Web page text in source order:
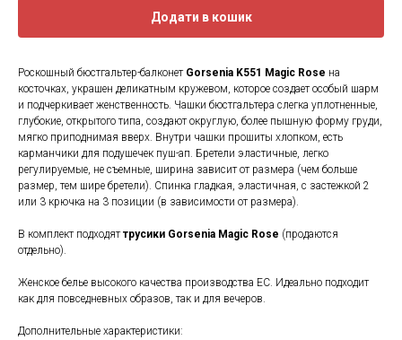
Додати в кошик
Роскошный бюстгальтер-балконет Gorsenia K551 Magic Rose на
косточках, украшен деликатным кружевом, которое создает особый шарм
и подчеркивает женственность. Чашки бюстгальтера слегка уплотненные,
глубокие, открытого типа, создают округлую, более пышную форму груди,
мягко приподнимая вверх. Внутри чашки прошиты хлопком, есть
карманчики для подушечек пуш-ап. Бретели эластичные, легко
регулируемые, не съемные, ширина зависит от размера (чем больше
размер, тем шире бретели). Спинка гладкая, эластичная, с застежкой 2
или 3 крючка на 3 позиции (в зависимости от размера).
В комплект подходяттрусики Gorsenia Magic Rose (продаются
отдельно).
Женское белье высокого качества производства ЕС. Идеально подходит
как для повседневных образов, так и для вечеров.
Дополнительные характеристики: